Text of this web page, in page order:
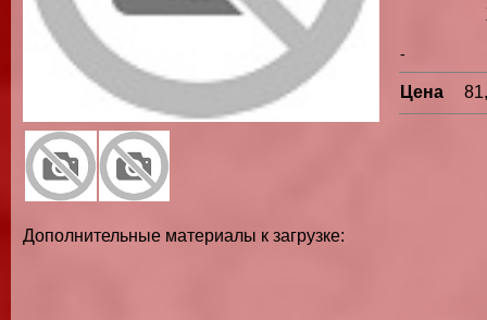
Дополнительные материалы к загрузке:
-
Цена